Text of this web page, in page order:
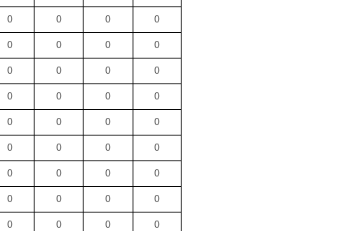
0 0 0 0
0 0 0 0
0 0 0 0
0 0 0 0
0 0 0 0
0 0 0 0
0 0 0 0
0 0 0 0
0 0 0 0